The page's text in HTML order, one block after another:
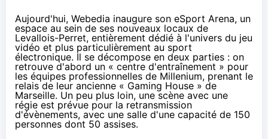
Aujourd'hui, Webedia inaugure son eSport Arena, un
espace au sein de ses nouveaux locaux de
Levallois-Perret, entièrement dédié à l'univers du jeu
vidéo et plus particulièrement au sport
électronique. Il se décompose en deux parties : on
retrouve d'abord un « centre d'entraînement » pour
les équipes professionnelles de Millenium, prenant le
relais de leur ancienne « Gaming House » de
Marseille. Un peu plus loin, une scène avec une
régie est prévue pour la retransmission
d'évènements, avec une salle d'une capacité de 150
personnes dont 50 assises.